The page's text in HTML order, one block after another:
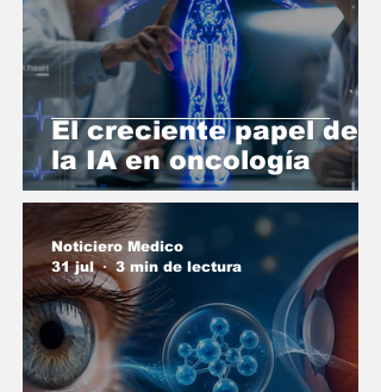
El creciente papel de
la IA en oncología
Noticiero Medico
31 jul
3 min de lectura